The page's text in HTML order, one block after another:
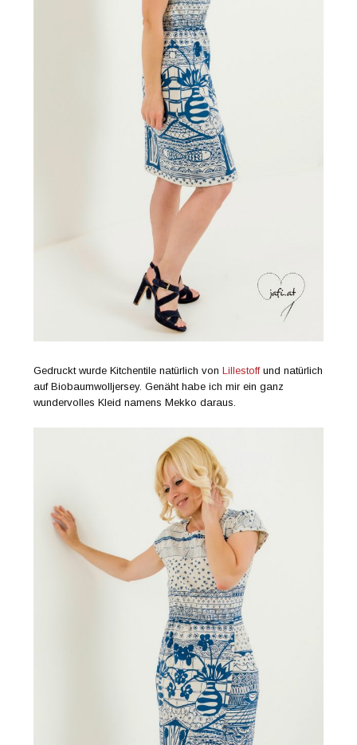
Gedruckt wurde Kitchentile natürlich vonLillestoffund natürlich
auf Biobaumwolljersey. Genäht habe ich mir ein ganz
wundervolles Kleid namens Mekko daraus.